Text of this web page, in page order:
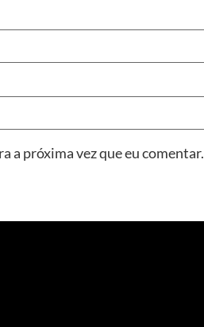
a próxima vez que eu comentar.